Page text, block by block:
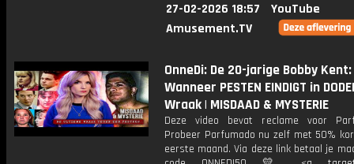
27-02-2026 18:57
YouTube
Amusement.TV
OnneDi: De 20-jarige Bobby Kent:
Wanneer PESTEN EINDIGT in
Wraak | MISDAAD & MYSTERIE
Deze video bevat reclame voor
Probeer Parfumado nu zelf met 50%
eerste maand. Via deze link betaal je